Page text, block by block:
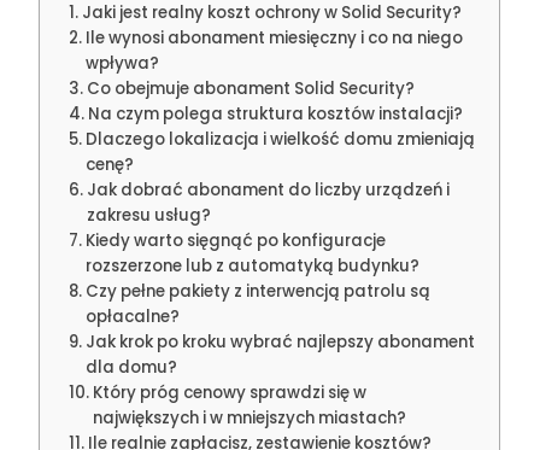
Jaki jest realny koszt ochrony w Solid Security?
Ile wynosi abonament miesięczny i co na niego
wpływa?
Co obejmuje abonament Solid Security?
Na czym polega struktura kosztów instalacji?
Dlaczego lokalizacja i wielkość domu zmieniają
cenę?
Jak dobrać abonament do liczby urządzeń i
zakresu usług?
Kiedy warto sięgnąć po konfiguracje
rozszerzone lub z automatyką budynku?
Czy pełne pakiety z interwencją patrolu są
opłacalne?
Jak krok po kroku wybrać najlepszy abonament
dla domu?
Który próg cenowy sprawdzi się w
największych i w mniejszych miastach?
Ile realnie zapłacisz, zestawienie kosztów?